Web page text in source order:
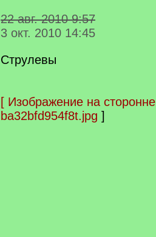
22 авг. 2010 9:57
3 окт. 2010 14:45
Струлевы
[ Изображение на
ba32bfd954f8t.jpg ]